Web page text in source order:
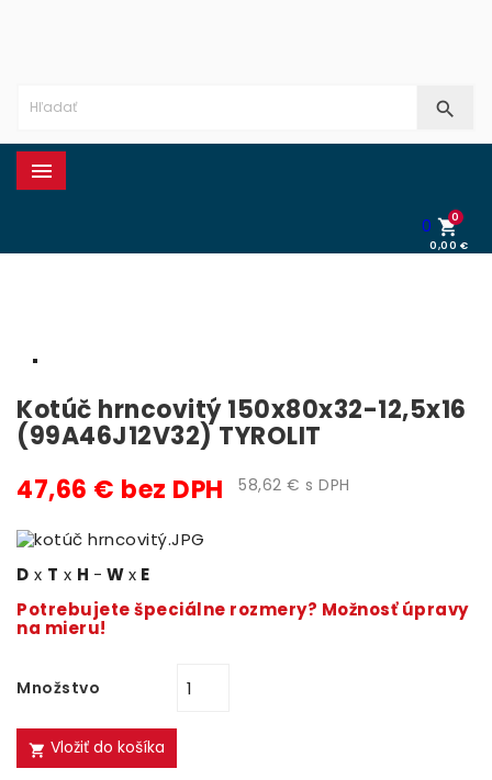


0 
0
0,00 €
Kotúč hrncovitý 150x80x32-12,5x16
(99A46J12V32) TYROLIT
47,66 € bez DPH 58,62 € s DPH
D x T x H - Wx E
Potrebujete špeciálne rozmery? Možnosť úpravy
na mieru!
Množstvo
 Vložiť do košíka